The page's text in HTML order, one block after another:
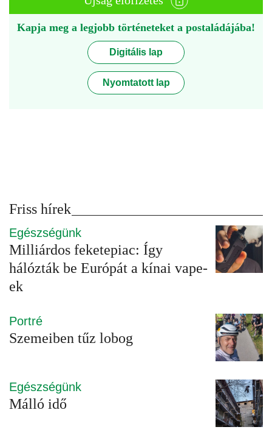
Kapja meg a legjobb történeteket a postaládájába!
Digitális lap
Nyomtatott lap
Friss hírek
Egészségünk
Milliárdos feketepiac: Így
hálózták be Európát a kínai vape-
ek
Portré
Szemeiben tűz lobog
Egészségünk
Málló idő